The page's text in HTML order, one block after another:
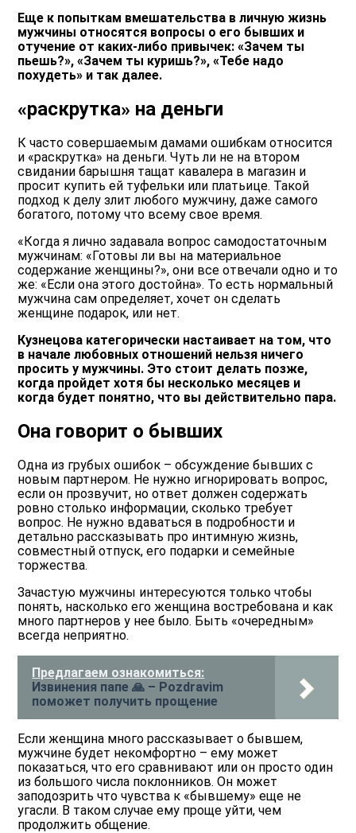
Еще к попыткам вмешательства в личную жизнь
мужчины относятся вопросы о его бывших и
отучение от каких-либо привычек: «Зачем ты
пьешь?», «Зачем ты куришь?», «Тебе надо
похудеть» и так далее.
«раскрутка» на деньги
К часто совершаемым дамами ошибкам относится
и «раскрутка» на деньги. Чуть ли не на втором
свидании барышня тащат кавалера в магазин и
просит купить ей туфельки или платьице. Такой
подход к делу злит любого мужчину, даже самого
богатого, потому что всему свое время.
«Когда я лично задавала вопрос самодостаточным
мужчинам: «Готовы ли вы на материальное
содержание женщины?», они все отвечали одно и то
же: «Если она этого достойна». То есть нормальный
мужчина сам определяет, хочет он сделать
женщине подарок, или нет.
Кузнецова категорически настаивает на том, что
в начале любовных отношений нельзя ничего
просить у мужчины. Это стоит делать позже,
когда пройдет хотя бы несколько месяцев и
когда будет понятно, что вы действительно пара.
Она говорит о бывших
Одна из грубых ошибок – обсуждение бывших с
новым партнером. Не нужно игнорировать вопрос,
если он прозвучит, но ответ должен содержать
ровно столько информации, сколько требует
вопрос. Не нужно вдаваться в подробности и
детально рассказывать про интимную жизнь,
совместный отпуск, его подарки и семейные
торжества.
Зачастую мужчины интересуются только чтобы
понять, насколько его женщина востребована и как
много партнеров у нее было. Быть «очередным»
всегда неприятно.
Предлагаем ознакомиться:
Извинения папе 🙏 – Pozdravim
поможет получить прощение
Если женщина много рассказывает о бывшем,
мужчине будет некомфортно – ему может
показаться, что его сравнивают или он просто один
из большого числа поклонников. Он может
заподозрить что чувства к «бывшему» еще не
угасли. В таком случае ему проще уйти, чем
продолжить общение.